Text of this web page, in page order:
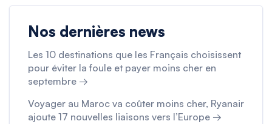
Nos dernières news
Les 10 destinations que les Français choisissent
pour éviter la foule et payer moins cher en
septembre →
Voyager au Maroc va coûter moins cher, Ryanair
ajoute 17 nouvelles liaisons vers l’Europe →